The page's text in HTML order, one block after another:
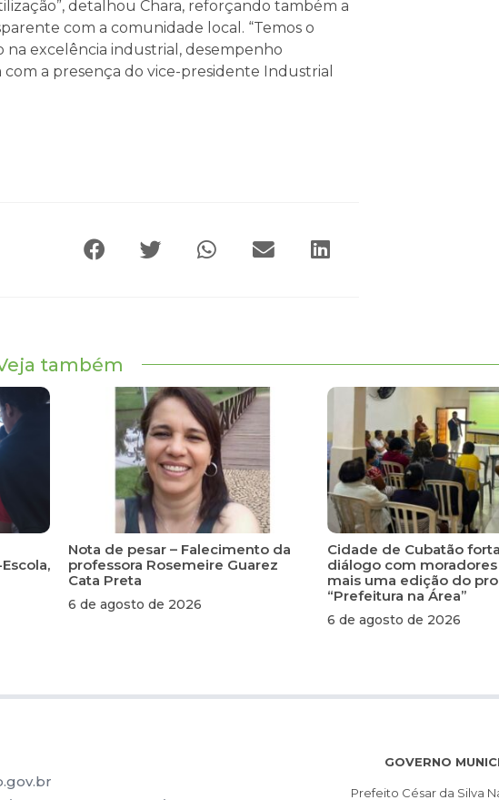
detalhou Chara, reforçando também a
com a comunidade local. “Temos o
na excelência industrial, desempenho
a presença do vice-presidente Industrial
também
Nota de pesar – Falecimento da
professora Rosemeire Guarez
Cata Preta
6 de agosto de 2026
Cidade de Cubatão
diálogo com
mais uma edição do
“Prefeitura na Área”
6 de agosto de 2026
GOVERNO
Prefeito César da Silva